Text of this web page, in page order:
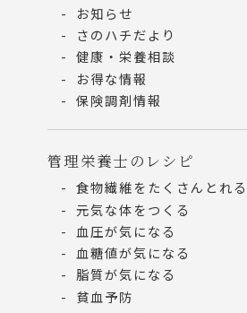
お知らせ
さのハチだより
健康・栄養相談
お得な情報
保険調剤情報
管理栄養士のレシピ
食物繊維をたくさんとれる
元気な体をつくる
血圧が気になる
血糖値が気になる
脂質が気になる
貧血予防